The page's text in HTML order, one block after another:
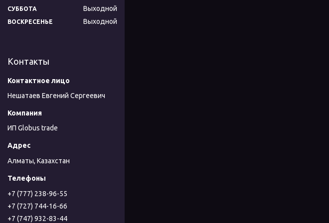
СУББОТА Выходной
ВОСКРЕСЕНЬЕ Выходной
Контакты
Нешатаев Евгений Сергеевич
ИП Globus trade
Алматы, Казахстан
+7 (777) 238-96-55
+7 (727) 744-16-66
+7 (747) 932-83-44